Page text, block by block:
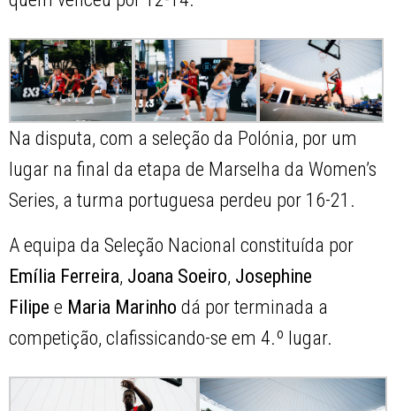
Na disputa, com a seleção da Polónia, por um
lugar na final da etapa de Marselha da Women’s
Series, a turma portuguesa perdeu por 16-21.
A equipa da Seleção Nacional constituída por
Emília Ferreira, Joana Soeiro, Josephine
Filipe e Maria Marinho dá por terminada a
competição, clafissicando-se em 4.º lugar.